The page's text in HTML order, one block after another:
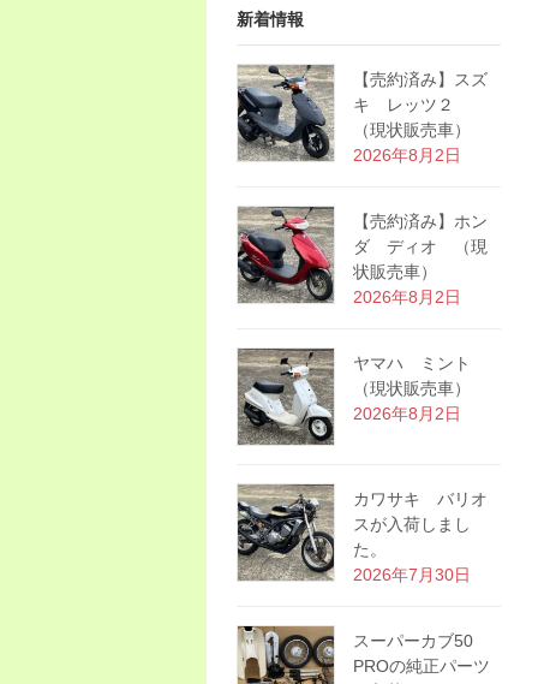
新着情報
【売約済み】スズ
キ レッツ２
（現状販売車）
2026年8月2日
【売約済み】ホン
ダ ディオ （現
状販売車）
2026年8月2日
ヤマハ ミント
（現状販売車）
2026年8月2日
カワサキ バリオ
スが入荷しまし
た。
2026年7月30日
スーパーカブ50
PROの純正パーツ